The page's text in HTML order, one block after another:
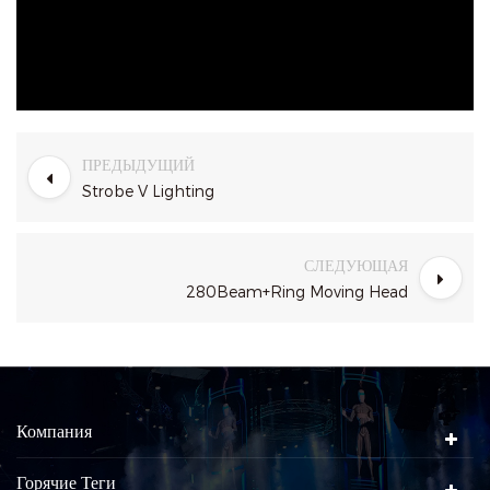
ПРЕДЫДУЩИЙ
Strobe V Lighting
СЛЕДУЮЩАЯ
280Beam+Ring Moving Head
Компания
Горячие Теги